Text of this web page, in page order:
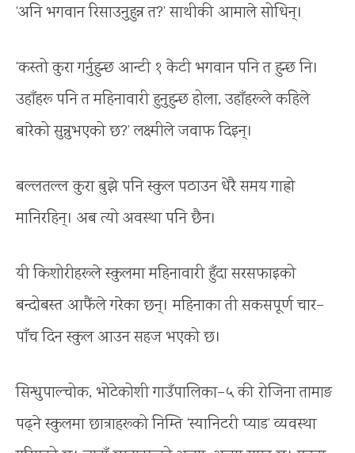
‘अनि भगवान रिसाउनुहुन्न त?’ साथीकी आमाले सोधिन्।
‘कस्तो कुरा गर्नुहुन्छ आन्टी १ केटी भगवान पनि त हुन्छ नि।
उहाँहरू पनि त महिनावारी हुनुहुन्छ होला, उहाँहरूले कहिले
बारेको सुन्नुभएको छ?’ लक्ष्मीले जवाफ दिइन्।
बल्लतल्ल कुरा बुझे पनि स्कुल पठाउन धेरै समय गाह्रो
मानिरहिन्। अब त्यो अवस्था पनि छैन।
यी किशोरीहरूले स्कुलमा महिनावारी हुँदा सरसफाइको
बन्दोबस्त आफैंले गरेका छन्। महिनाका ती सकसपूर्ण चार–
पाँच दिन स्कुल आउन सहज भएको छ।
सिन्धुपाल्चोक, भोटेकोशी गाउँपालिका–५ की रोजिना तामाङ
पढ्ने स्कुलमा छात्राहरूको निम्ति ‘स्यानिटरी प्याड’ व्यवस्था